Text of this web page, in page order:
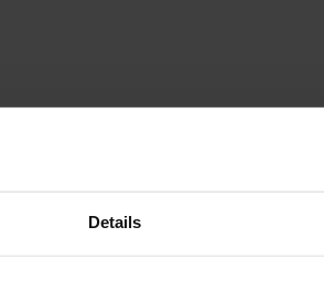
Details